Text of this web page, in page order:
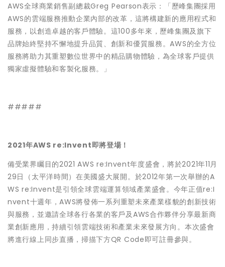
AWS全球商業銷售副總裁Greg Pearson表示：「歷峰集團採用
AWS的雲端服務推動企業內部的改革，這將構建新的應用程式和
服務，以創造卓越的客戶體驗。這100多年來，歷峰集團及旗下
品牌始終堅持不懈地提升品質、創新和優質服務。AWS的全方位
服務將助力其重塑數位世界中的精品購物體驗，為全球客戶提供
獨家虛擬體驗和客製化服務。」
#####
2021年AWS re:Invent即將登場！
備受業界矚目的2021 AWS re:Invent年度盛會，將於2021年11月
29日（太平洋時間）在美國盛大展開。於2012年第一次舉辦的A
WS re:Invent是引領全球雲端運算領域產業盛會。今年正值re:I
nvent十週年，AWS將發佈一系列重塑未來產業樣貌的創新技術
與服務，並邀請全球各行各業的客戶及AWS合作夥伴分享最新商
業創新應用，持續引領雲端技術和產業未來發展方向。本次盛會
將進行線上同步直播，掃描下方QR Code即可註冊參與。